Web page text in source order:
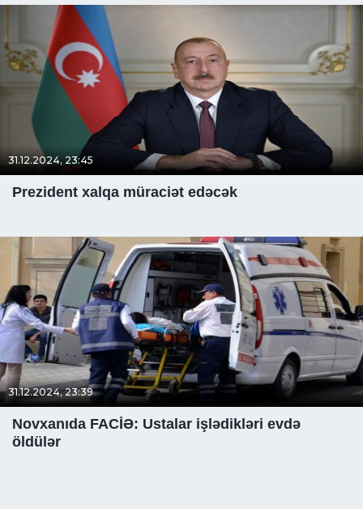
31.12.2024, 23:45
Prezident xalqa müraciət edəcək
31.12.2024, 23:39
Novxanıda FACİƏ: Ustalar işlədikləri evdə
öldülər